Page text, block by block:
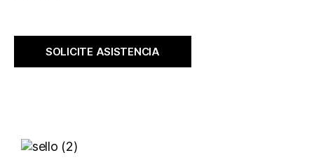
SOLICITE ASISTENCIA